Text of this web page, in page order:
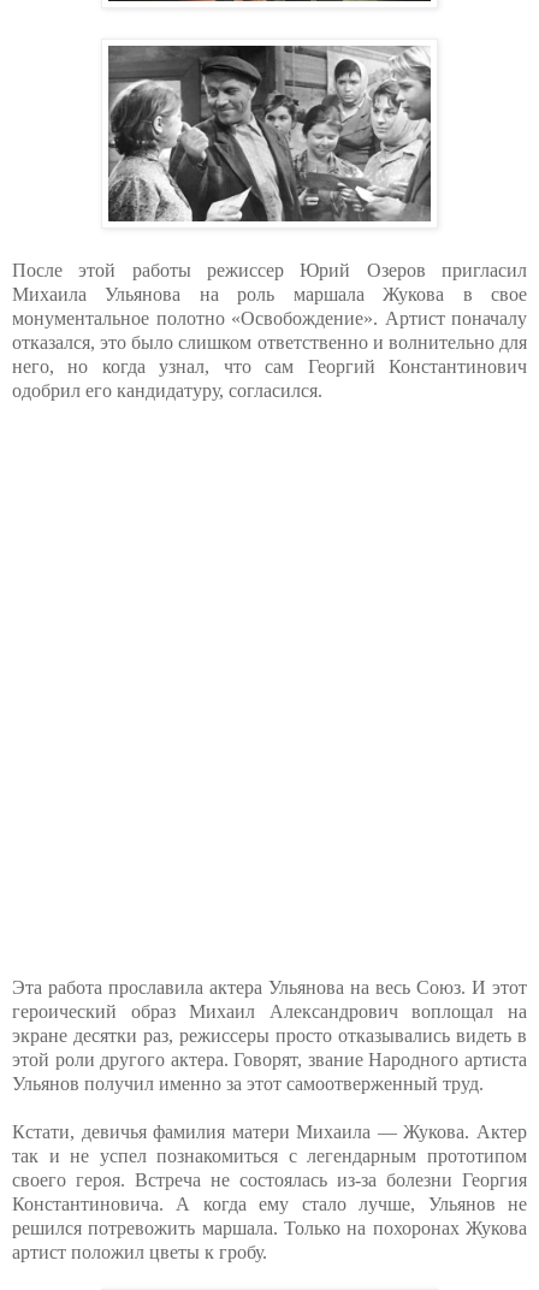
После этой работы режиссер Юрий Озеров пригласил
Михаила Ульянова на роль маршала Жукова в свое
монументальное полотно «Освобождение». Артист поначалу
отказался, это было слишком ответственно и волнительно для
него, но когда узнал, что сам Георгий Константинович
одобрил его кандидатуру, согласился.
Эта работа прославила актера Ульянова на весь Союз. И этот
героический образ Михаил Александрович воплощал на
экране десятки раз, режиссеры просто отказывались видеть в
этой роли другого актера. Говорят, звание Народного артиста
Ульянов получил именно за этот самоотверженный труд.
Кстати, девичья фамилия матери Михаила — Жукова. Актер
так и не успел познакомиться с легендарным прототипом
своего героя. Встреча не состоялась из-за болезни Георгия
Константиновича. А когда ему стало лучше, Ульянов не
решился потревожить маршала. Только на похоронах Жукова
артист положил цветы к гробу.